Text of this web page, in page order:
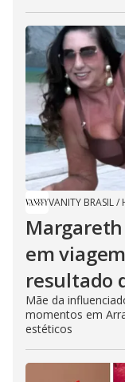
VANITY BRASIL/
em
resultado
Mãe da
momentos em
estéticos